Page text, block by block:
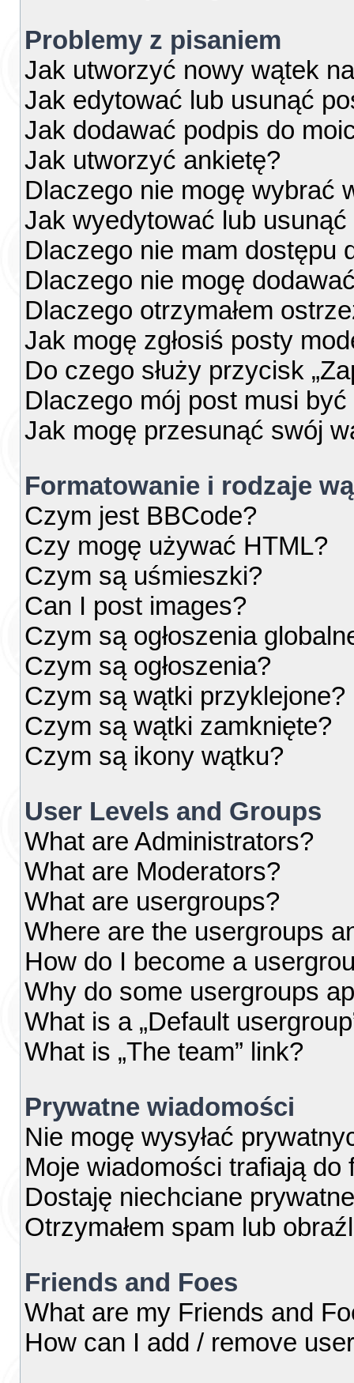
Problemy z pisaniem
Jak utworzyć nowy wątek
Jak edytować lub usunąć
Jak dodawać podpis do
Jak utworzyć ankietę?
Dlaczego nie mogę wybrać
Jak wyedytować lub usunąć
Dlaczego nie mam dostępu
Dlaczego nie mogę
Dlaczego otrzymałem
Jak mogę zgłosiś posty
Do czego służy przycisk
Dlaczego mój post musi
Jak mogę przesunąć swój
Formatowanie i rodzaje
Czym jest BBCode?
Czy mogę używać HTML?
Czym są uśmieszki?
Can I post images?
Czym są ogłoszenia
Czym są ogłoszenia?
Czym są wątki przyklejone?
Czym są wątki zamknięte?
Czym są ikony wątku?
User Levels and Groups
What are Administrators?
What are Moderators?
What are usergroups?
Where are the usergroups
How do I become a
Why do some usergroups
What is a „Default
What is „The team” link?
Prywatne wiadomości
Nie mogę wysyłać
Moje wiadomości trafiają do
Dostaję niechciane
Otrzymałem spam lub
Friends and Foes
What are my Friends and
How can I add / remove